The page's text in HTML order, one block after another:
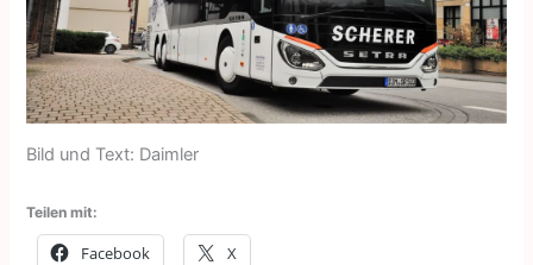
Bild und Text: Daimler
Teilen mit:
Facebook X